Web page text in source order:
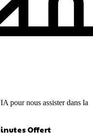
pour nous assister dans la
Offert